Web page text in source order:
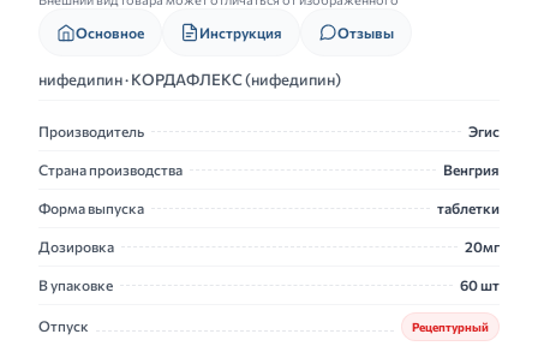
Основное Инструкция Отзывы
нифедипин · КОРДАФЛЕКС (нифедипин)
Производитель Эгис
Страна производства Венгрия
Форма выпуска таблетки
Дозировка 20мг
В упаковке 60 шт
Отпуск Рецептурный